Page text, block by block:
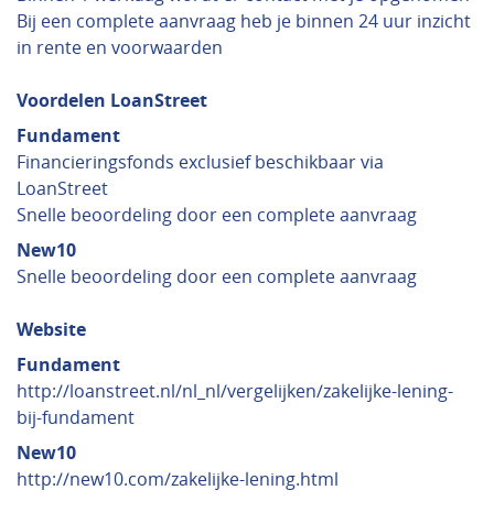
Bij een complete aanvraag heb je binnen 24 uur inzicht
in rente en voorwaarden
Voordelen LoanStreet
Fundament
Financieringsfonds exclusief beschikbaar via
LoanStreet
Snelle beoordeling door een complete aanvraag
New10
Snelle beoordeling door een complete aanvraag
Website
Fundament
http://loanstreet.nl/nl_nl/vergelijken/zakelijke-lening-
bij-fundament
New10
http://new10.com/zakelijke-lening.html